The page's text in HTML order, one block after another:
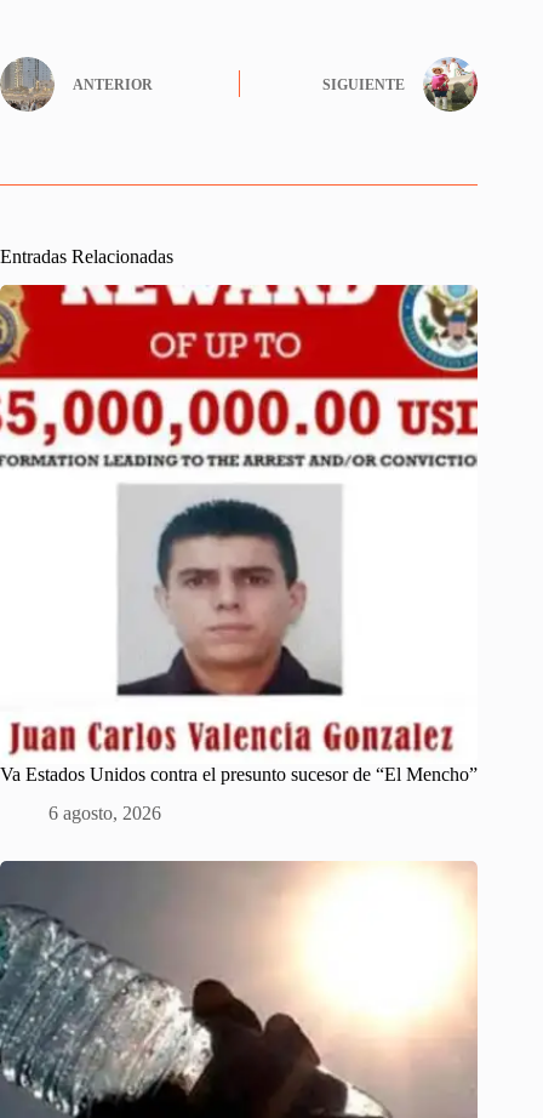
ANTERIOR SIGUIENTE
Entradas Relacionadas
Va Estados Unidos contra el presunto sucesor de “El Mencho”
6 agosto, 2026